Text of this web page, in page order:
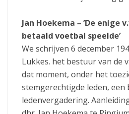
Jan Hoekema – ’De enige
betaald voetbal speelde’
We schrijven 6 december
Lukkes. het bestuur van de
dat moment, onder het
stemgerechtigde leden, een
ledenvergadering.